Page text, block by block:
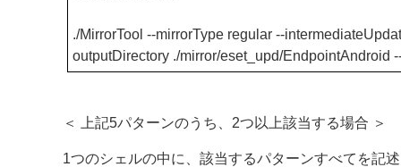
./MirrorTool --mirrorType regular --
outputDirectory ./mirror/eset_upd/EndpointAndroid
＜ 上記5パターンのうち、2つ以上該当する場合 ＞
1つのシェルの中に、該当するパターンすべてを記